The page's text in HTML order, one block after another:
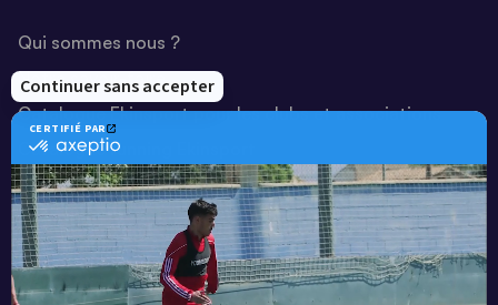
Qui sommes nous ?
Notre savoir-faire
Catalogue Ekinsport pour les clubs et associations
Catalogue running Ekinsport
Blog
Une société de :